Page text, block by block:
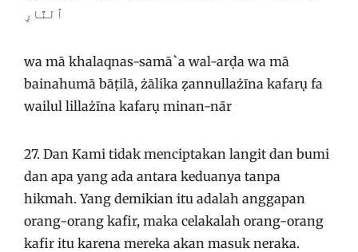
ٱلنَّارِ
wa mā khalaqnas-samā`a wal-arḍa wa mā
bainahumā bāṭilā, żālika ẓannullażīna kafarụ fa
wailul lillażīna kafarụ minan-nār
27. Dan Kami tidak menciptakan langit dan bumi
dan apa yang ada antara keduanya tanpa
hikmah. Yang demikian itu adalah anggapan
orang-orang kafir, maka celakalah orang-orang
kafir itu karena mereka akan masuk neraka.